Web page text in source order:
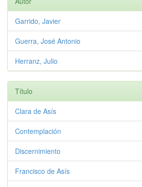
Garrido, Javier
Guerra, José Antonio
Herranz, Julio
Título
Clara de Asís
Contemplación
Discernimiento
Francisco de Asís